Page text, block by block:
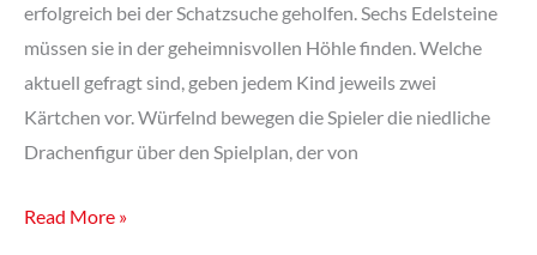
erfolgreich bei der Schatzsuche geholfen. Sechs Edelsteine
müssen sie in der geheimnisvollen Höhle finden. Welche
aktuell gefragt sind, geben jedem Kind jeweils zwei
Kärtchen vor. Würfelnd bewegen die Spieler die niedliche
Drachenfigur über den Spielplan, der von
Die
Read More »